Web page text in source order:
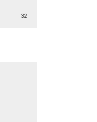
32